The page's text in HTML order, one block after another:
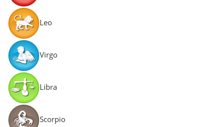
Leo
Virgo
Libra
Scorpio